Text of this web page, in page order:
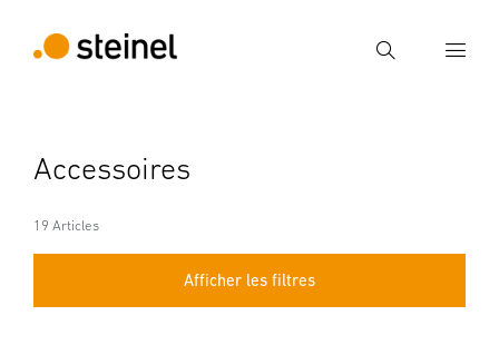
Recherche
Recherche
Accessoires
19 Articles
Afficher les filtres